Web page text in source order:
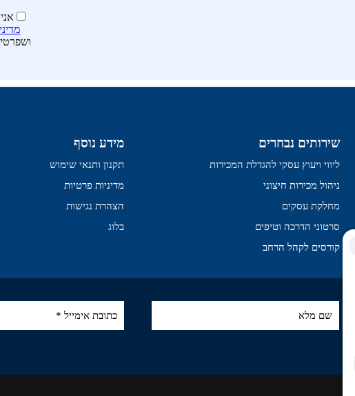
שירותים נבחרים
ליווי ויעוץ עסקי להגדלת המכירות
ניהול מכירות חיצוני
מחלקת עסקים
סרטוני הדרכה וטיפים
קורסים לקהל הרחב
מידע נוסף
תקנון ותנאי שימוש
מדיניות פרטיות
הצהרת נגישות
בלוג